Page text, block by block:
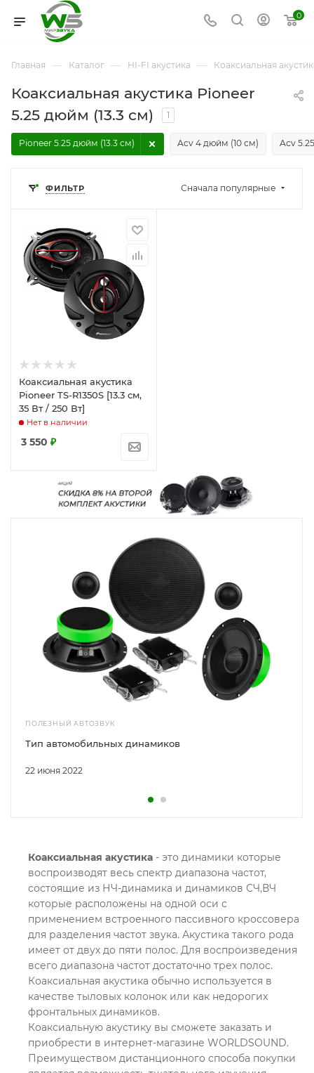
0
Главная — Каталог — HI-FI акустика — Коаксиальная
Коаксиальная акустика Pioneer
5.25 дюйм (13.3 см)
1
Acv 4 дюйм (10 см) Acv
Pioneer 5.25 дюйм (13.3 см)
ФИЛЬТР Сначала популярные
Коаксиальная акустика
Pioneer TS-R1350S [13.3 см,
35 Вт / 250 Вт]
Нет в наличии
3 550 ₽
ПОЛЕЗНЫЙ АВТОЗВУК
22 июня 2022
Тип автомобильных динамиков
Коаксиальная акустика - это динамики которые
воспроизводят весь спектр диапазона частот,
состоящие из НЧ-динамика и динамиков СЧ,ВЧ
которые расположены на одной оси с
применением встроенного пассивного кроссовера
для разделения частот звука. Акустика такого рода
имеет от двух до пяти полос. Для воспроизведения
всего диапазона частот достаточно трех полос.
Коаксиальная акустика обычно используется в
качестве тыловых колонок или как недорогих
фронтальных динамиков.
Коаксиальную акустику вы сможете заказать и
приобрести в интернет-магазине WORLDSOUND.
Преимуществом дистанционного способа покупки